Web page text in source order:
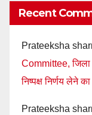
Recent
Prateeksha
Committee,
निष्पक्ष निर्णय लेने
Prateeksha